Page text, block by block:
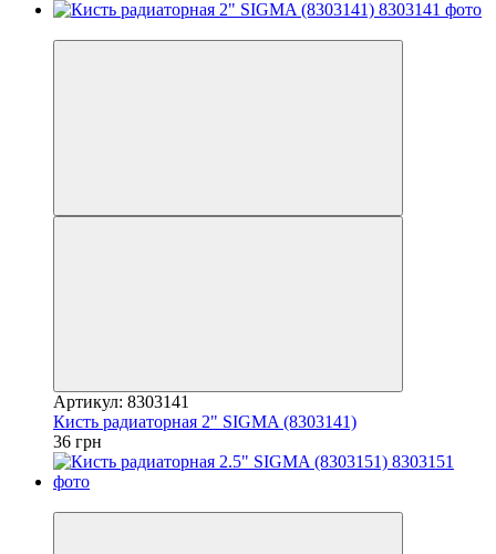
Артикул: 8303141
Кисть радиаторная 2" SIGMA (8303141)
36 грн